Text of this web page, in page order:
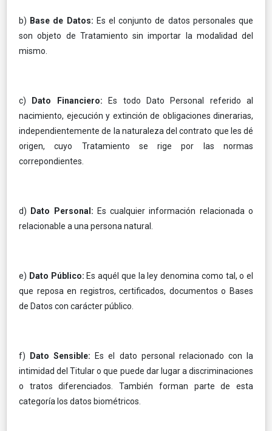
b) Base de Datos: Es el conjunto de datos personales que
son objeto de Tratamiento sin importar la modalidad del
mismo.
c) Dato Financiero:
Es todo Dato Personal referido al
nacimiento, ejecución y extinción de obligaciones dinerarias,
independientemente de la naturaleza del contrato que les dé
origen, cuyo Tratamiento se rige por las normas
correpondientes.
d) Dato Personal: Es cualquier información relacionada o
relacionable a una persona natural.
e) Dato Público: Es aquél que la ley denomina como tal, o el
que reposa en registros, certificados, documentos o Bases
de Datos con carácter público.
f) Dato Sensible:
Es el dato personal relacionado con la
intimidad del Titular o que puede dar lugar a discriminaciones
o tratos diferenciados. También forman parte de esta
categoría los datos biométricos.